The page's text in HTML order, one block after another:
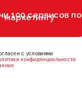
100 сервисов по
маркетингу
с условиями
конфиденциальности